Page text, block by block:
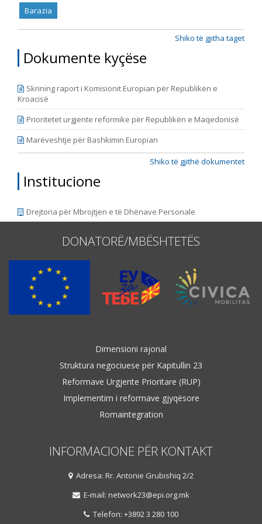
Barazia
Shiko të gjitha taget
Dokumente kyçëse
Skrining raport i Komisionit Europian për Republikën e
Kroacisë
Prioritetet urgjente reformike për Republikën e Maqedonisë
Marëveshtje për Bashkimin Europian
Shiko të gjithë dokumentet
Institucione
Drejtoria për Mbrojtjen e të Dhënave Personale
DONATORË/MBËSHTETËS
Dimensioni rajonal
Struktura negociuese për Kapitullin 23
Reformave Urgjente Prioritare (RUP)
Implementim i reformave gjyqësore
Romaintegration
INFORMACIONE PËR KONTAKT
Adresa: Rr. Antonie Grubishiq 2/2
E-mail: network23@epi.org.mk
Telefon: +3892 3 280 100